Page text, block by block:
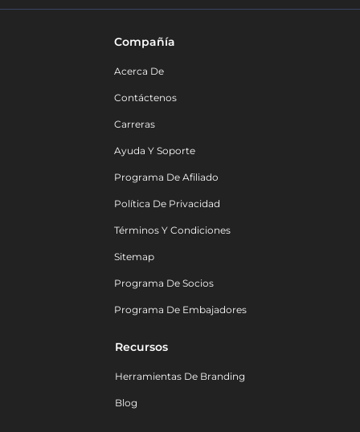
Compañía
Acerca De
Contáctenos
Carreras
Ayuda Y Soporte
Programa De Afiliado
Política De Privacidad
Términos Y Condiciones
Sitemap
Programa De Socios
Programa De Embajadores
Recursos
Herramientas De Branding
Blog